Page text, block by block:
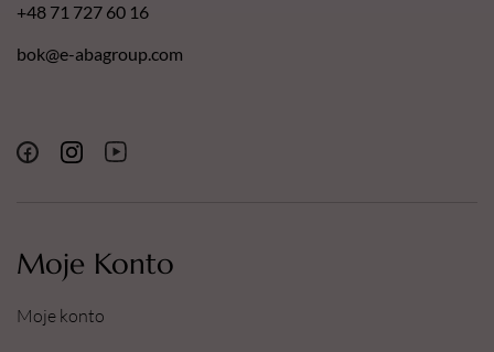
Moje Konto
Moje konto
+48 71 727 60 16
bok@e-abagroup.com